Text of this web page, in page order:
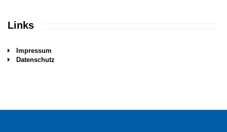
Links
Impressum
Datenschutz